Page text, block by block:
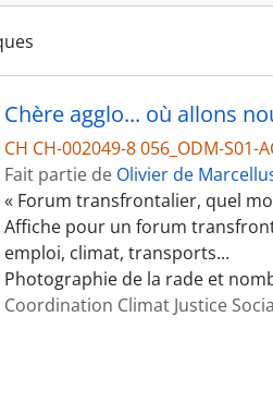
Chère agglo... où allons
CH CH-002049-8 056_ODM-S01-
Fait partie de Olivier de
« Forum transfrontalier, quel
Affiche pour un forum
emploi, climat, transports...
Photographie de la rade et
Coordination Climat Justice